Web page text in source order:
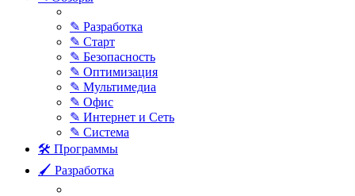
✎ Разработка
✎ Старт
✎ Безопасность
✎ Оптимизация
✎ Мультимедиа
✎ Офис
✎ Интернет и Сеть
✎ Система
🛠 Программы
🖌 Разработка